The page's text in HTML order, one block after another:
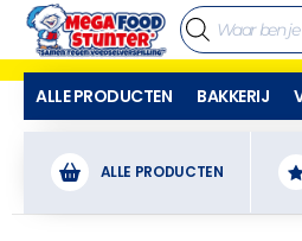
ALLE PRODUCTEN BAKKERIJ
ALLE PRODUCTEN